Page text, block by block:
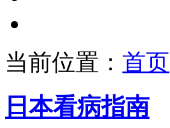
当前位置： 首页
日本看病指南